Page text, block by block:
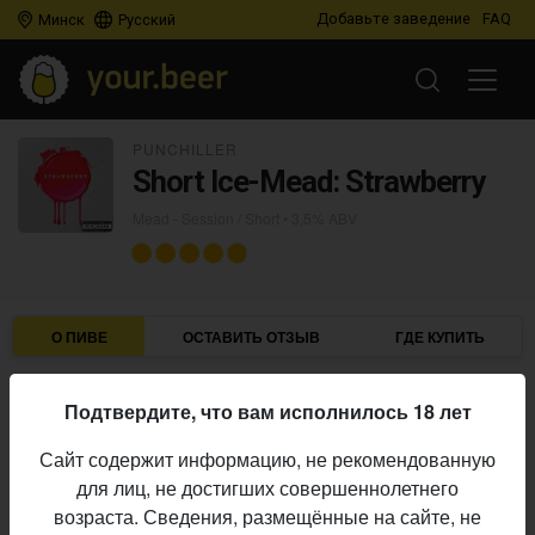
Минск Русский Добавьте заведение FAQ
Short Ice-Mead: Strawberry
О ПИВЕ ОСТАВИТЬ ОТЗЫВ ГДЕ КУПИТЬ
Пивоварня:
Алкоголь:
3,5%
Начало
выпуска:
01.06.2026
Подтвердите, что вам исполнилось 18 лет
Сайт содержит информацию, не рекомендованную
для лиц, не достигших совершеннолетнего
возраста. Сведения, размещённые на сайте, не